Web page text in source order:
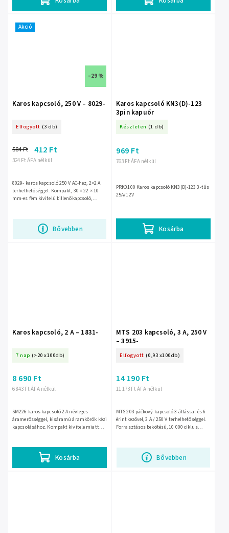
Akció
–29 %
Karos kapcsoló, 250 V – 8029-
Elfogyott (3 db)
324 Ft ÁFA nélkül
584 Ft 412 Ft
Bővebben
8029- karos kapcsoló 250 V AC-hez, 2×2 A
terhelhetőséggel. Kompakt, 30 × 22 × 10
mm-es fém kivitelű billenőkapcsoló,
Karos kapcsoló KN3(D)-123
3pin kapuőr
Készleten (1 db)
763 Ft ÁFA nélkül
969 Ft
Kosárba
PRK0100 Karos kapcsoló KN3(D)-123 3-tűs
25A/12V
Karos kapcsoló, 2 A – 1831-
7 nap (>20 x100db)
6 843 Ft ÁFA nélkül
8 690 Ft
Kosárba
SM226 karos kapcsoló 2 A névleges
áramerősséggel, kisáramú áramkörök kézi
kapcsolásához. Kompakt kivitele miatt
MTS 203 kapcsoló, 3 A, 250 V
– 3915-
Elfogyott (0,93 x100db)
11 173 Ft ÁFA nélkül
14 190 Ft
Bővebben
MTS 203 páčkový kapcsoló 3 állással és 6
érintkezővel, 3 A / 250 V terhelhetőséggel.
Forrasztásos bekötésű, 10 000 ciklus